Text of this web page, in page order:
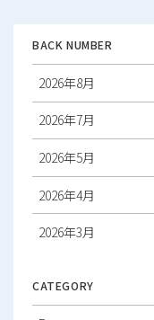
BACK NUMBER
2026年8月
2026年7月
2026年5月
2026年4月
2026年3月
2026年1月
CATEGORY